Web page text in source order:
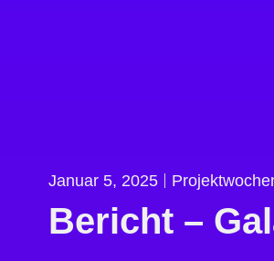
Januar 5, 2025
Bericht –